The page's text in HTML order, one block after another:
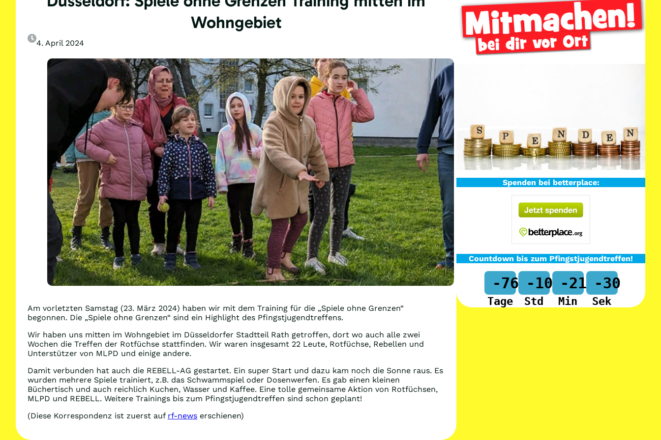
Wohngebiet
4. April 2024
Am vorletzten Samstag (23. März 2024) haben wir mit dem Training für die „Spiele ohne Grenzen“
begonnen. Die „Spiele ohne Grenzen“ sind ein Highlight des Pfingstjugendtreffens.
Wir haben uns mitten im Wohngebiet im Düsseldorfer Stadtteil Rath getroffen, dort wo auch alle zwei
Wochen die Treffen der Rotfüchse stattfinden. Wir waren insgesamt 22 Leute, Rotfüchse, Rebellen und
Unterstützer von MLPD und einige andere.
Damit verbunden hat auch die REBELL-AG gestartet. Ein super Start und dazu kam noch die Sonne raus. Es
wurden mehrere Spiele trainiert, z.B. das Schwammspiel oder Dosenwerfen. Es gab einen kleinen
Büchertisch und auch reichlich Kuchen, Wasser und Kaffee. Eine tolle gemeinsame Aktion von Rotfüchsen,
MLPD und REBELL. Weitere Trainings bis zum Pfingstjugendtreffen sind schon geplant!
(Diese Korrespondenz ist zuerst auf rf-news erschienen)
Spenden bei betterplace:
Countdown bis zum Pfingstjugendtreffen!
-76
Tage
-10
Std
-21
Min
-30
Sek